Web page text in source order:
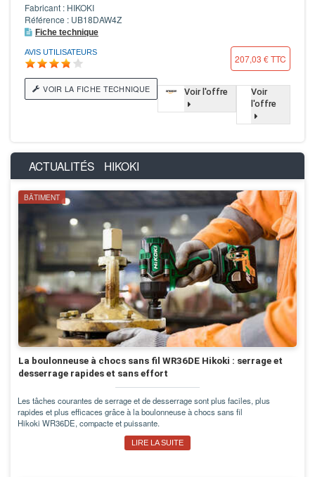
Fabricant : HIKOKI
Référence : UB18DAW4Z
Fiche technique
AVIS UTILISATEURS
207,03 € TTC
VOIR LA FICHE TECHNIQUE Voir l'offre
Voir
l'offre
ACTUALITÉS HIKOKI
BÂTIMENT
La boulonneuse à chocs sans fil WR36DE Hikoki : serrage et
desserrage rapides et sans effort
Les tâches courantes de serrage et de desserrage sont plus faciles, plus
rapides et plus efficaces grâce à la boulonneuse à chocs sans fil
Hikoki WR36DE, compacte et puissante.
LIRE LA SUITE